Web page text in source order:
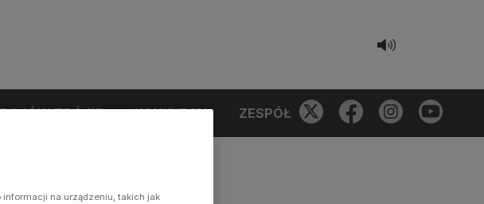
TRÓJKI KONKURSY ZESPÓŁ
na urządzeniu, takich jak